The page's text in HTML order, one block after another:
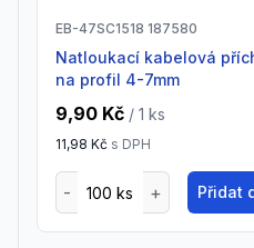
EB-47SC1518 187580
Natloukací kabelová příchytka, kabel 15-18mm,
na profil 4-7mm
9,90 Kč / 1 ks
11,98 Kč s DPH
Přidat